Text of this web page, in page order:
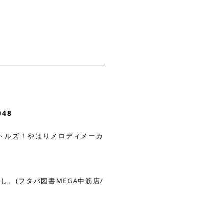
ズ！やはりメロディメーカ
。(フタバ図書MEGA中筋店/